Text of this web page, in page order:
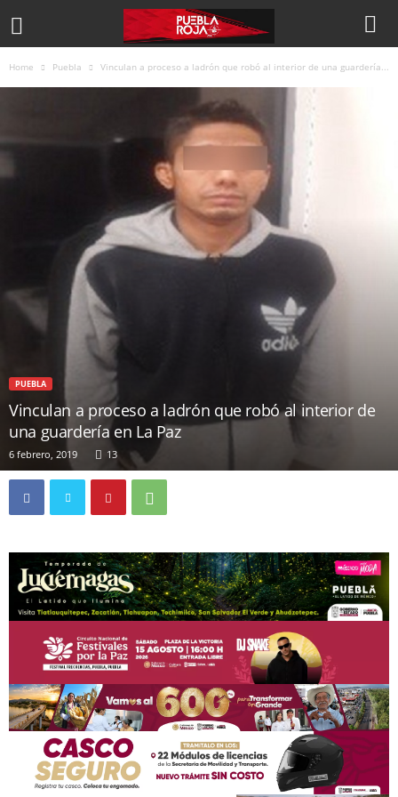
Home Puebla Vinculan a proceso a ladrón que robó al interior de una guardería...
PUEBLA
Vinculan a proceso a ladrón que robó al interior de
una guardería en La Paz
6 febrero, 2019 13